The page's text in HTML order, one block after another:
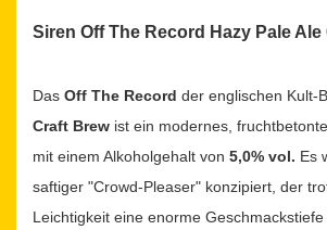
Siren Off The Record Hazy Pale Ale
Das Off The Record der englischen Kult-
Craft Brew ist ein modernes,
mit einem Alkoholgehalt von 5,0% vol. Es
saftiger "Crowd-Pleaser" konzipiert, der
Leichtigkeit eine enorme Geschmackstiefe